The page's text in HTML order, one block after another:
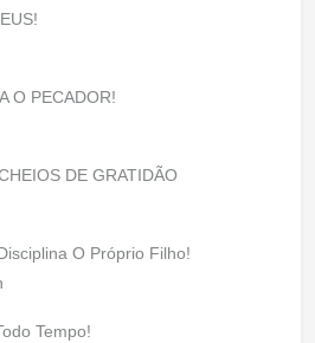
O PECADOR!
DE GRATIDÃO
O Próprio Filho!
Tempo!